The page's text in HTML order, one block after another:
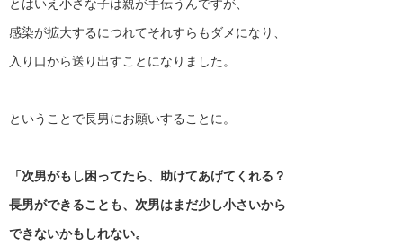
とはいえ小さな子は親が手伝うんですが、
感染が拡大するにつれてそれすらもダメになり、
入り口から送り出すことになりました。
ということで長男にお願いすることに。
「次男がもし困ってたら、助けてあげてくれる？
長男ができることも、次男はまだ少し小さいから
できないかもしれない。